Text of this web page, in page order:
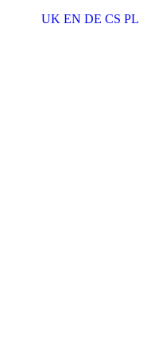
UK EN DE CS PL